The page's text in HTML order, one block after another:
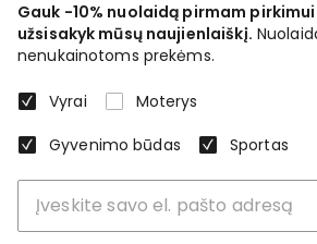
Gauk -10% nuolaidą pirmam
užsisakyk mūsų naujienlaiškį.
nenukainotoms prekėms.
Vyrai
Moterys
Gyvenimo būdas
Sportas